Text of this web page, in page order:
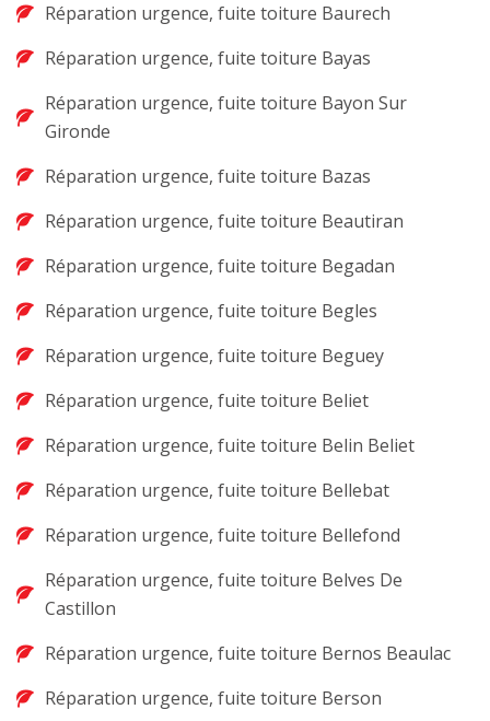
Réparation urgence, fuite toiture Baurech
Réparation urgence, fuite toiture Bayas
Réparation urgence, fuite toiture Bayon Sur
Gironde
Réparation urgence, fuite toiture Bazas
Réparation urgence, fuite toiture Beautiran
Réparation urgence, fuite toiture Begadan
Réparation urgence, fuite toiture Begles
Réparation urgence, fuite toiture Beguey
Réparation urgence, fuite toiture Beliet
Réparation urgence, fuite toiture Belin Beliet
Réparation urgence, fuite toiture Bellebat
Réparation urgence, fuite toiture Bellefond
Réparation urgence, fuite toiture Belves De
Castillon
Réparation urgence, fuite toiture Bernos Beaulac
Réparation urgence, fuite toiture Berson